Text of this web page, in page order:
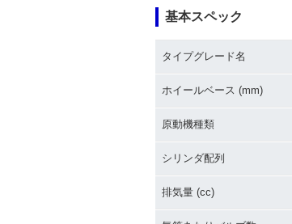
1986年 R100RS・マイ
ナーチェンジ
1979年 R100RS
基本スペック
タイプグレード名
ホイールベース (mm)
原動機種類
シリンダ配列
排気量 (cc)